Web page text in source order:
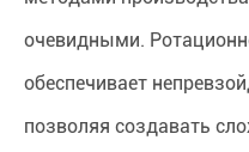
очевидными.
обеспечивает
позволяя создавать